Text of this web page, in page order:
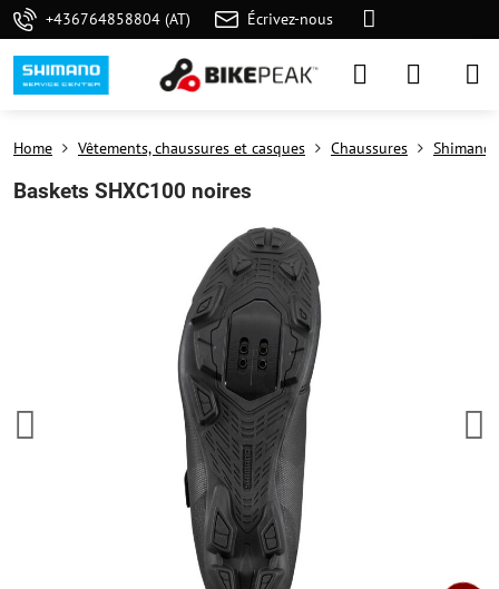
+436764858804 (AT) Écrivez-nous
Home Vêtements, chaussures et casques Chaussures Shimano
Baskets SHXC100 noires